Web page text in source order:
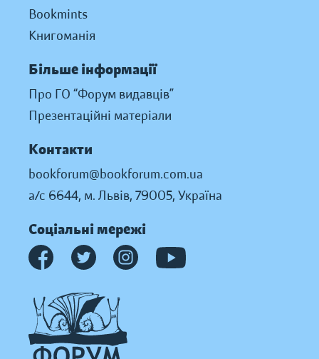
Bookmints
Книгоманія
Більше інформації
Про ГО “Форум видавців”
Презентаційні матеріали
Контакти
bookforum@bookforum.com.ua
а/с 6644, м. Львів, 79005, Україна
Соціальні мережі